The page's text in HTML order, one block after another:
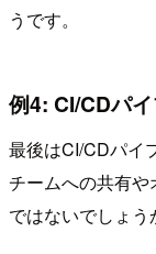
うです。
例4: CI/CDパ
最後はCI/CDパイ
チームへの共有
ではないでしょう